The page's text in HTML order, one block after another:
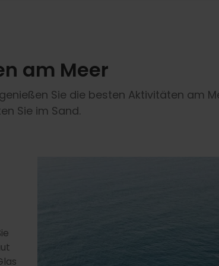
am Meer
Sie die besten Aktivitäten am
Sie im Sand.